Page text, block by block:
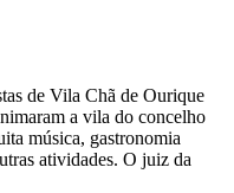
de Vila Chã de Ourique
a vila do concelho
música, gastronomia
atividades. O juiz da